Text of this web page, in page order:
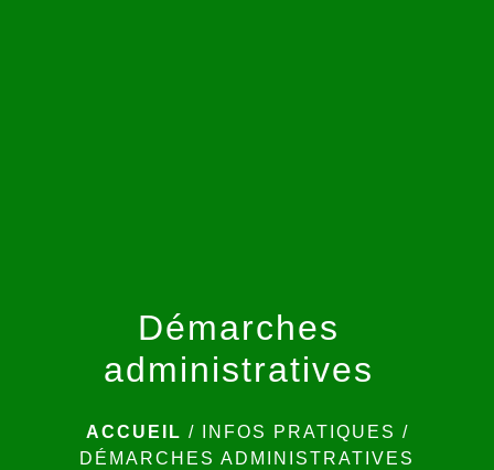
Démarches
administratives
ACCUEIL / INFOS PRATIQUES /
DÉMARCHES ADMINISTRATIVES